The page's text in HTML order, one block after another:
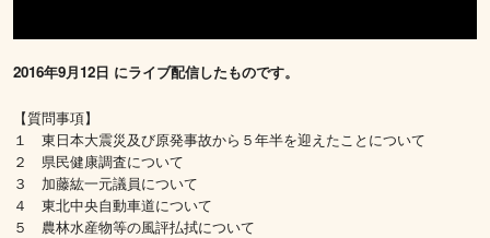
2016年9月12日 にライブ配信したものです。
【質問事項】
１ 東日本大震災及び原発事故から５年半を迎えたことについて
２ 県民健康調査について
３ 加藤紘一元議員について
４ 東北中央自動車道について
５ 農林水産物等の風評払拭について